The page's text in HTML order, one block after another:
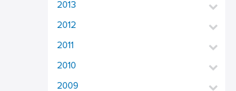
2013
2012
2011
2010
2009